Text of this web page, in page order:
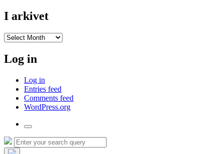
I arkivet
Log in
Log in
Entries feed
Comments feed
WordPress.org
Toggle
the
search
Search
for:
Search